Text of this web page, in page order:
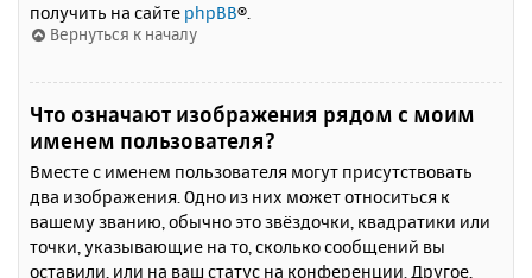
получить на сайте phpBB®.
Вернуться к началу
Что означают изображения рядом с моим
именем пользователя?
Вместе с именем пользователя могут присутствовать
два изображения. Одно из них может относиться к
вашему званию, обычно это звёздочки, квадратики или
точки, указывающие на то, сколько сообщений вы
оставили, или на ваш статус на конференции. Другое,